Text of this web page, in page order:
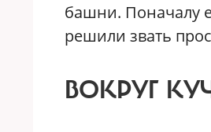
башни. Поначалу
решили звать
ВОКРУГ